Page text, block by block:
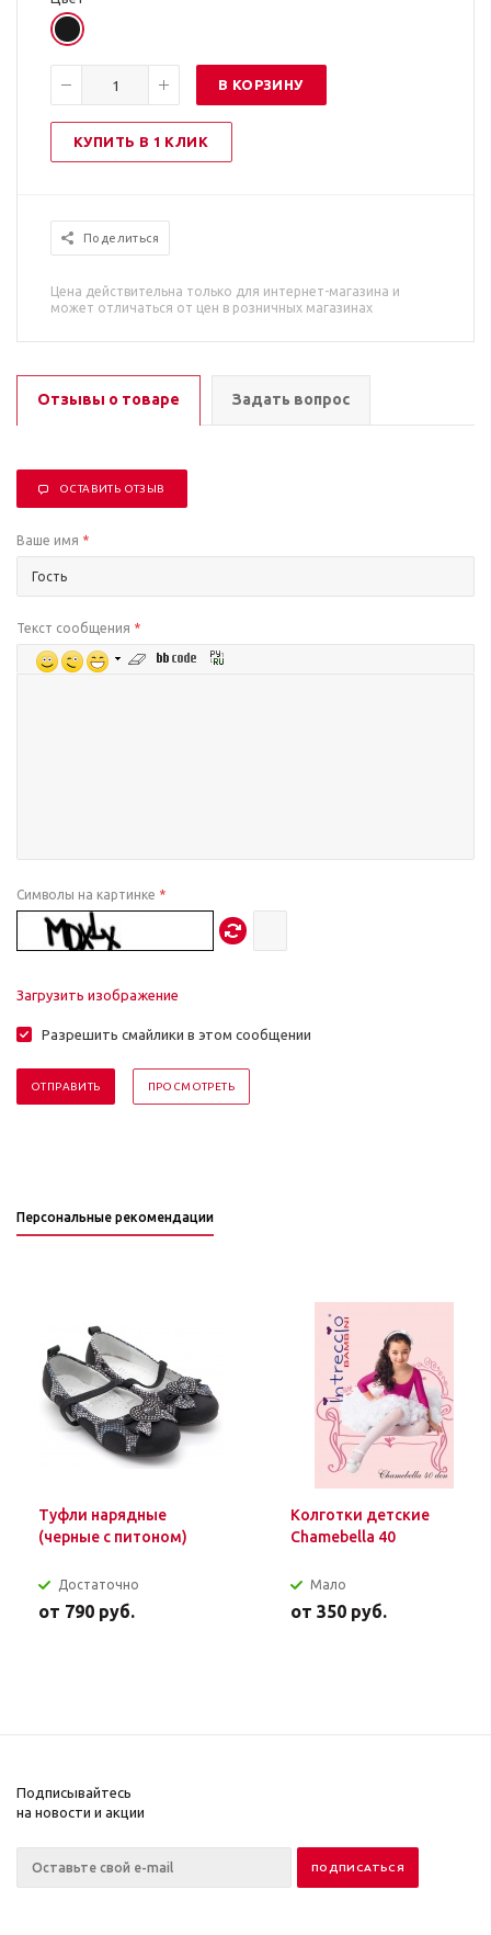
В КОРЗИНУ
КУПИТЬ В 1 КЛИК
Поделиться
Цена действительна только для интернет-магазина и
может отличаться от цен в розничных магазинах
Отзывы о товаре Задать вопрос
ОСТАВИТЬ ОТЗЫВ
Ваше имя *
Текст сообщения *
Символы на картинке *
Загрузить изображение
Разрешить смайлики в этом сообщении
Персональные рекомендации
Туфли нарядные
(черные с питоном)
Достаточно
от 790 руб.
Колготки детские
Chamebella 40
Мало
от 350 руб.
Подписывайтесь
на новости и акции